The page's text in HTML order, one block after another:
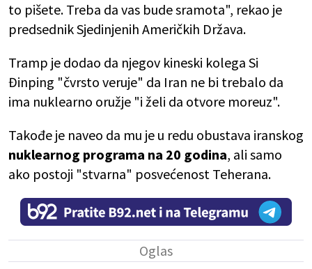
to pišete. Treba da vas bude sramota", rekao je
predsednik Sjedinjenih Američkih Država.
Tramp je dodao da njegov kineski kolega Si
Đinping "čvrsto veruje" da Iran ne bi trebalo da
ima nuklearno oružje "i želi da otvore moreuz".
Takođe je naveo da mu je u redu obustava iranskog
nuklearnog programa na 20 godina, ali samo
ako postoji "stvarna" posvećenost Teherana.